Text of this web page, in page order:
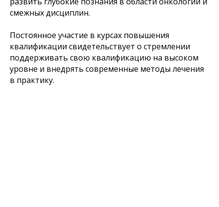
смежных дисциплин.
Постоянное участие в курсах повышения
квалификации свидетельствует о стремлении
поддерживать свою квалификацию на высоком
уровне и внедрять современные методы лечения
в практику.